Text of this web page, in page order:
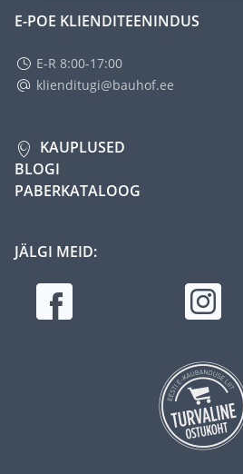
E-POE KLIENDITEENINDUS
E-R 8:00-17:00
klienditugi@bauhof.ee
KAUPLUSED
BLOGI
PABERKATALOOG
JÄLGI MEID: